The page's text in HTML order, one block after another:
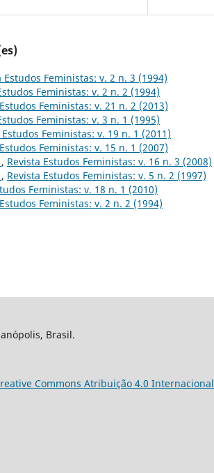
Estudos Feministas: v. 2 n. 3 (1994)
Feministas: v. 2 n. 2 (1994)
Feministas: v. 21 n. 2 (2013)
Feministas: v. 3 n. 1 (1995)
Estudos Feministas: v. 19 n. 1 (2011)
Feministas: v. 15 n. 1 (2007)
, Revista Estudos Feministas: v. 16 n. 3 (2008)
, Revista Estudos Feministas: v. 5 n. 2 (1997)
Feministas: v. 18 n. 1 (2010)
Feministas: v. 2 n. 2 (1994)
Brasil.
Commons Atribuição 4.0 Internacional